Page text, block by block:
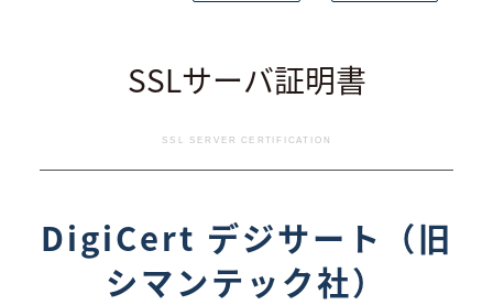
SSLサーバ証明書
SSL SERVER CERTIFICATION
DigiCert デジサート（旧
シマンテック社）